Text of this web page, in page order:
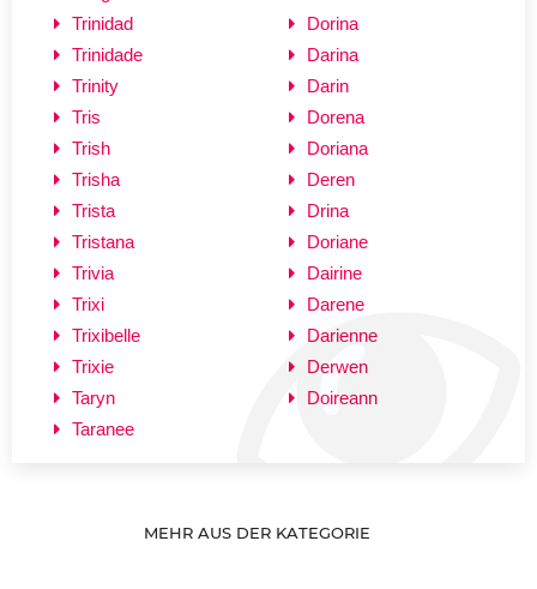
Trinidad
Trinidade
Trinity
Tris
Trish
Trisha
Trista
Tristana
Trivia
Trixi
Trixibelle
Trixie
Taryn
Taranee
Dorina
Darina
Darin
Dorena
Doriana
Deren
Drina
Doriane
Dairine
Darene
Darienne
Derwen
Doireann
MEHR AUS DER KATEGORIE